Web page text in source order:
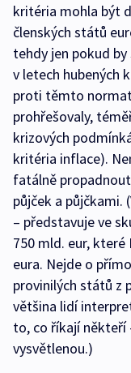
kritéria mohla být
členských států
tehdy jen pokud
v letech hubených
proti těmto
prohřešovaly,
krizových
kritéria inflace).
fatálně
půjček a půjčkami.
– představuje ve
750 mld. eur, které
eura. Nejde o
provinilých států z
většina lidí
to, co říkají někteří
vysvětlenou.)